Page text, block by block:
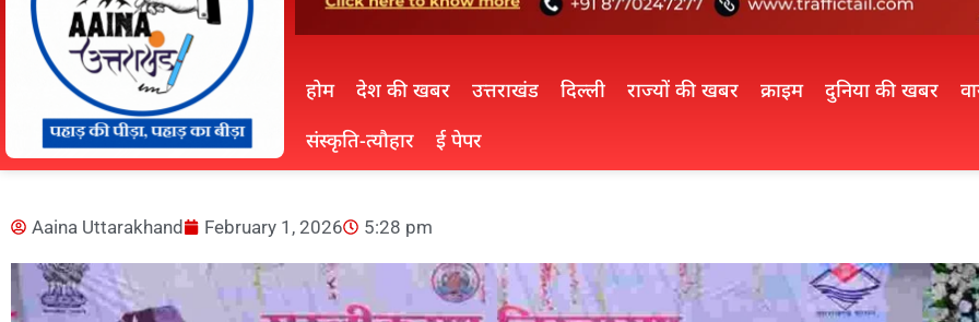
होम देश की खबर उत्तराखंड दिल्ली राज्यों की खबर क्राइम दुनिया की खबर
संस्कृति-त्यौहार
ई पेपर
Aaina Uttarakhand February 1, 2026 5:28 pm